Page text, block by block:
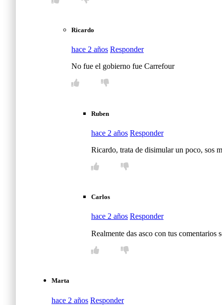
Ricardo
hace 2 años Responder
No fue el gobierno fue Carrefour
Ruben
hace 2 años Responder
Ricardo, trata de disimular un poco, sos
Carlos
hace 2 años Responder
Realmente das asco con tus
Marta
hace 2 años Responder